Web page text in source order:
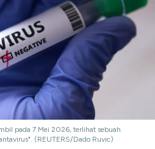
pada 7 Mei 2026, terlihat sebuah
(REUTERS/Dado Ruvic)